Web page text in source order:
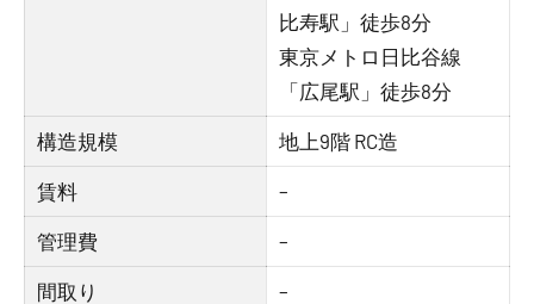
比寿駅」徒歩8分
東京メトロ日比谷線
「広尾駅」徒歩8分
構造規模 地上9階 RC造
賃料 –
管理費 –
間取り –